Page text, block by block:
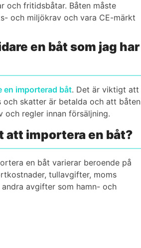
och fritidsbåtar. Båten måste
och miljökrav och vara CE-märkt
en båt som jag har
en importerad båt. Det är viktigt att
och skatter är betalda och att båten
och regler innan försäljning.
att importera en båt?
en båt varierar beroende på
tullavgifter, moms
avgifter som hamn- och